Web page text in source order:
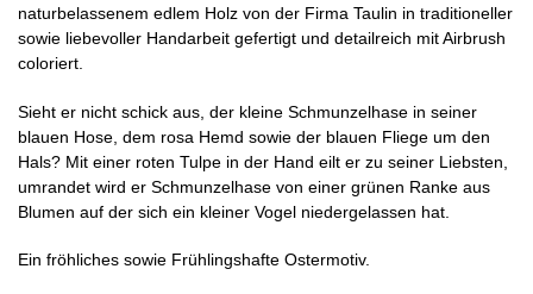
naturbelassenem edlem Holz von der Firma Taulin in traditioneller
sowie liebevoller Handarbeit gefertigt und detailreich mit Airbrush
coloriert.
Sieht er nicht schick aus, der kleine Schmunzelhase in seiner
blauen Hose, dem rosa Hemd sowie der blauen Fliege um den
Hals? Mit einer roten Tulpe in der Hand eilt er zu seiner Liebsten,
umrandet wird er Schmunzelhase von einer grünen Ranke aus
Blumen auf der sich ein kleiner Vogel niedergelassen hat.
Ein fröhliches sowie Frühlingshafte Ostermotiv.